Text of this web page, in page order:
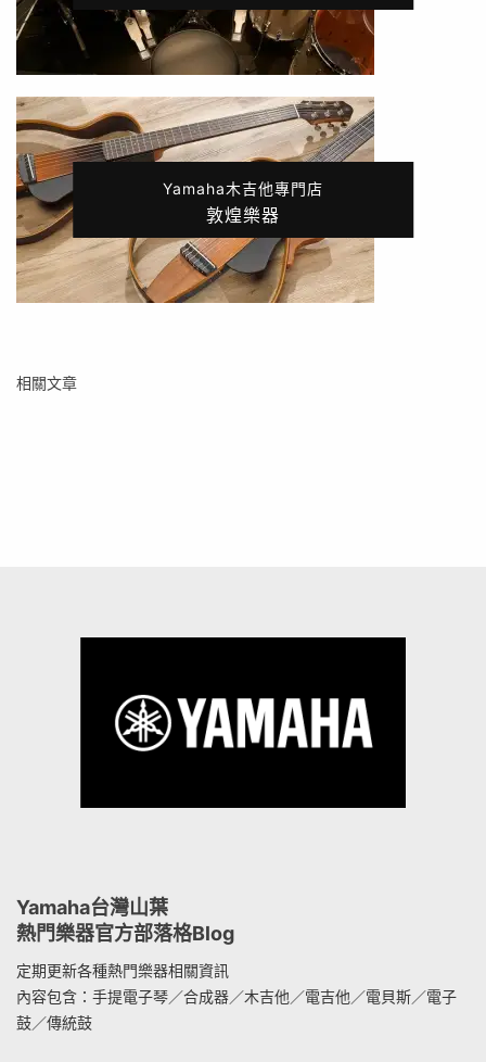
Yamaha木吉他專門店
敦煌樂器
相關文章
Yamaha台灣山葉
熱門樂器官方部落格Blog
定期更新各種熱門樂器相關資訊
內容包含：手提電子琴／合成器／木吉他／電吉他／電貝斯／電子
鼓／傳統鼓